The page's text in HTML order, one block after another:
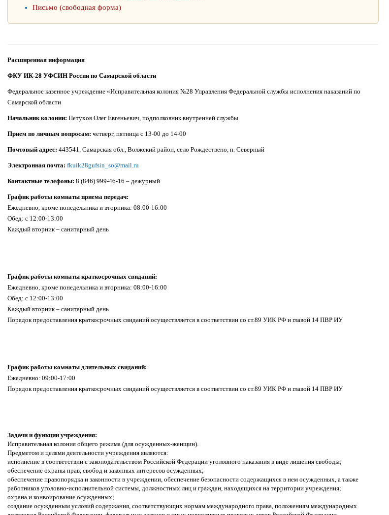
Письмо (свободная форма)
Расширенная информация
ФКУ ИК-28 УФСИН России по Самарской области
Федеральное казенное учреждение «Исправительная колония №28 Управления Федеральной службы исполнения наказаний по
Самарской области
Начальник колонии: Петухов Олег Евгеньевич, подполковник внутренней службы
Прием по личным вопросам: четверг, пятница с 13-00 до 14-00
Почтовый адрес: 443541, Самарская обл., Волжский район, село Рождествено, п. Северный
Электронная почта: fkuik28gufsin_so@mail.ru
Контактные телефоны: 8 (846) 999-46-16 – дежурный
График работы комнаты приема передач:
Ежедневно, кроме понедельника и вторника: 08:00-16:00
Обед: с 12:00-13:00
Каждый вторник – санитарный день
График работы комнаты краткосрочных свиданий:
Ежедневно, кроме понедельника и вторника: 08:00-16:00
Обед: с 12:00-13:00
Каждый вторник – санитарный день
Порядок предоставления краткосрочных свиданий осуществляется в соответствии со ст.89 УИК РФ и главой 14 ПВР ИУ
График работы комнаты длительных свиданий:
Ежедневно: 09:00-17:00
Порядок предоставления краткосрочных свиданий осуществляется в соответствии со ст.89 УИК РФ и главой 14 ПВР ИУ
Задачи и функции учреждения:
Исправительная колония общего режима (для осужденных-женщин).
Предметом и целями деятельности учреждения являются:
исполнение в соответствии с законодательством Российской Федерации уголовного наказания в виде лишения свободы;
обеспечение охраны прав, свобод и законных интересов осужденных;
обеспечение правопорядка и законности в учреждении, обеспечение безопасности содержащихся в нем осужденных, а также
работников уголовно-исполнительной системы, должностных лиц и граждан, находящихся на территории учреждения;
охрана и конвоирование осужденных;
создание осужденным условий содержания, соответствующих нормам международного права, положениям международных